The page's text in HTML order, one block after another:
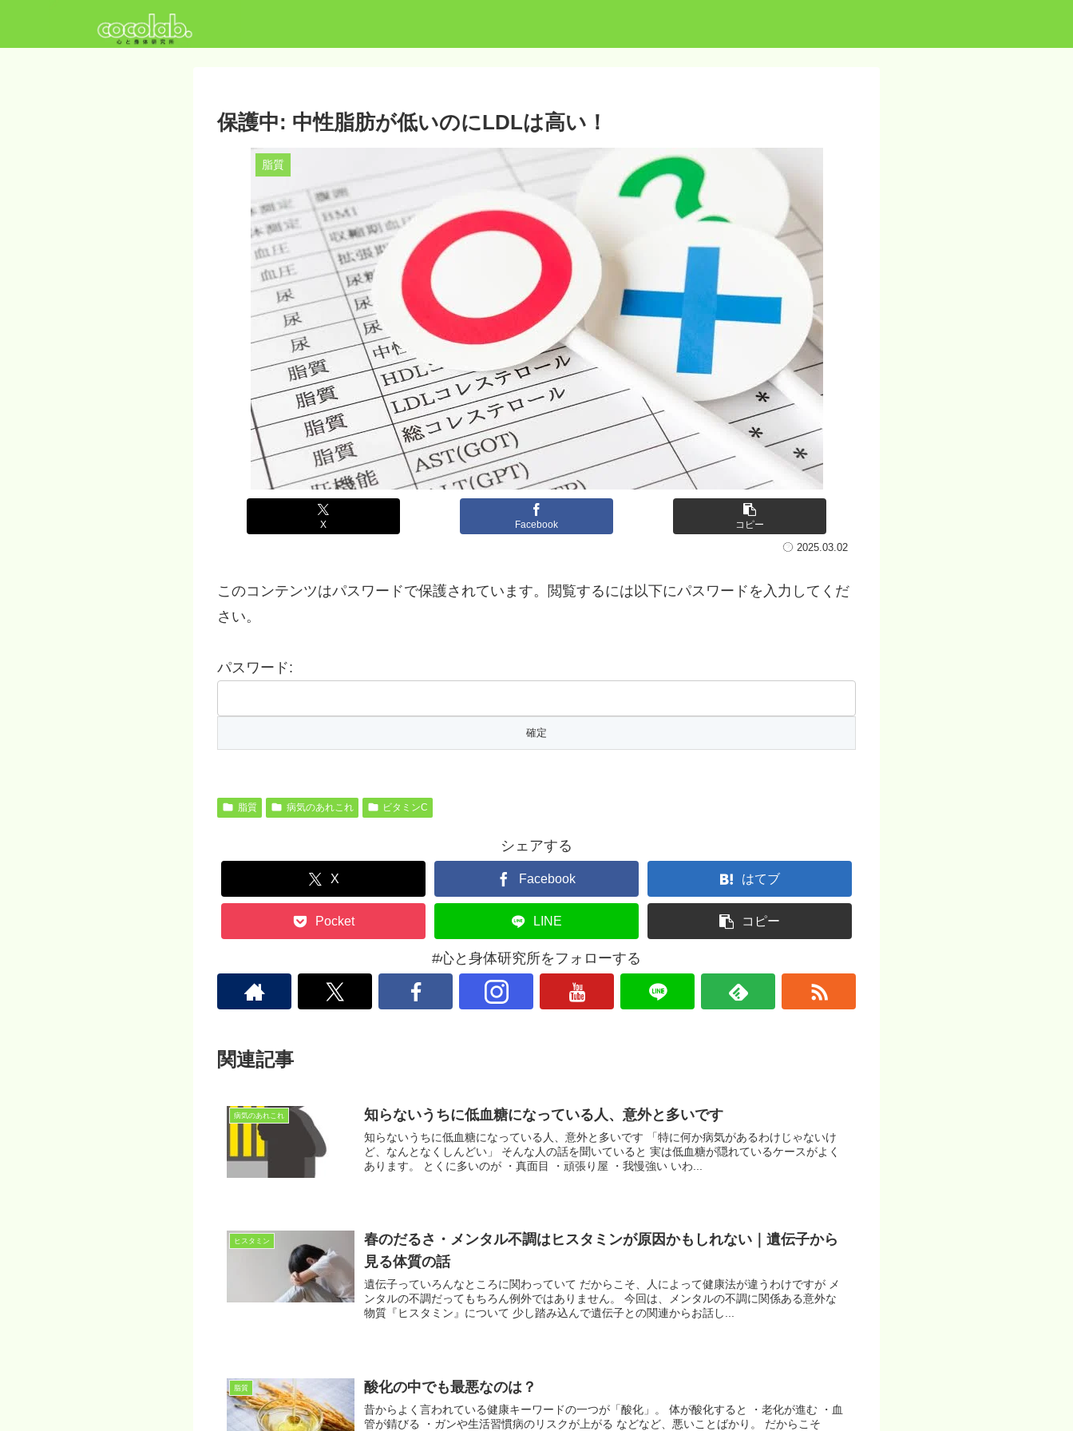
保護中: 中性脂肪が低いのにLDLは高い！
脂質
X Facebook コピー
2025.03.02
このコンテンツはパスワードで保護されています。閲覧するには以下にパスワードを入力してくだ
さい。
パスワード:
脂質 病気のあれこれ ビタミンC
シェアする
X Facebook はてブ
Pocket LINE コピー
#心と身体研究所をフォローする
関連記事
病気のあれこれ 知らないうちに低血糖になっている人、意外と多いです
知らないうちに低血糖になっている人、意外と多いです 「特に何か病気があるわけじゃないけ
ど、なんとなくしんどい」 そんな人の話を聞いていると 実は低血糖が隠れているケースがよく
あります。 とくに多いのが ・真面目 ・頑張り屋 ・我慢強い いわ...
ヒスタミン
春のだるさ・メンタル不調はヒスタミンが原因かもしれない｜遺伝子から
見る体質の話
遺伝子っていろんなところに関わっていて だからこそ、人によって健康法が違うわけですが メ
ンタルの不調だってもちろん例外ではありません。 今回は、メンタルの不調に関係ある意外な
物質『ヒスタミン』について 少し踏み込んで遺伝子との関連からお話し...
脂質 酸化の中でも最悪なのは？
昔からよく言われている健康キーワードの一つが「酸化」。 体が酸化すると ・老化が進む ・血
管が錆びる ・ガンや生活習慣病のリスクが上がる などなど、悪いことばかり。 だからこそ